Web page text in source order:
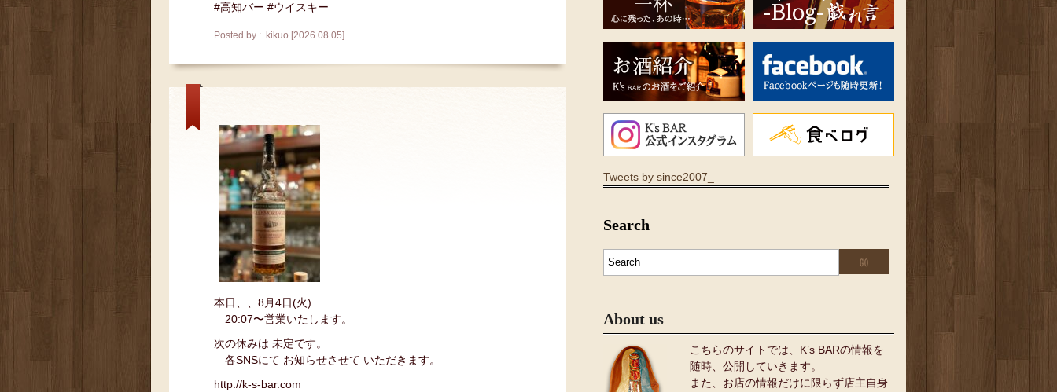
#高知バー #ウイスキー
Posted by : kikuo [2026.08.05]
本日、、8月4日(火)
20:07〜営業いたします。
次の休みは 未定です。
各SNSにて お知らせさせて いただきます。
http://k-s-bar.com
Tweets by since2007_
Search
About us
こちらのサイトでは、K’s BARの情報を
随時、公開していきます。
また、お店の情報だけに限らず店主自身